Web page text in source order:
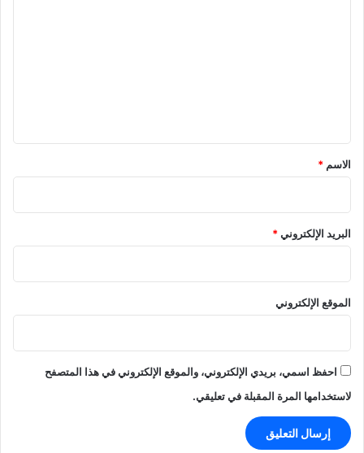
*
الاسم *
البريد الإلكتروني*
الموقع الإلكتروني
احفظ اسمي، بريدي الإلكتروني، والموقع الإلكتروني في هذا المتصفح
لاستخدامها المرة المقبلة في تعليقي.